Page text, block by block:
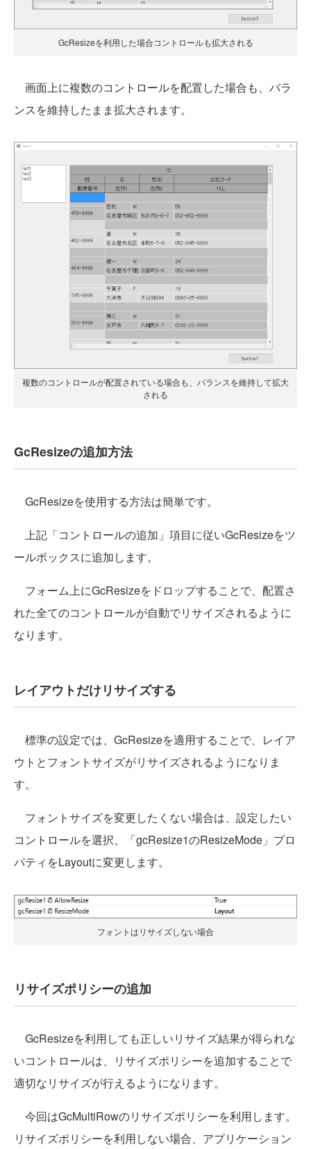
GcResizeを利用した場合コントロールも拡大される
画面上に複数のコントロールを配置した場合も、バラ
ンスを維持したまま拡大されます。
複数のコントロールが配置されている場合も、バランスを維持して拡大
される
GcResizeの追加方法
GcResizeを使用する方法は簡単です。
上記「コントロールの追加」項目に従いGcResizeをツ
ールボックスに追加します。
フォーム上にGcResizeをドロップすることで、配置さ
れた全てのコントロールが自動でリサイズされるように
なります。
レイアウトだけリサイズする
標準の設定では、GcResizeを適用することで、レイア
ウトとフォントサイズがリサイズされるようになりま
す。
フォントサイズを変更したくない場合は、設定したい
コントロールを選択、「gcResize1のResizeMode」プロ
パティをLayoutに変更します。
フォントはリサイズしない場合
リサイズポリシーの追加
GcResizeを利用しても正しいリサイズ結果が得られな
いコントロールは、リサイズポリシーを追加することで
適切なリサイズが行えるようになります。
今回はGcMultiRowのリサイズポリシーを利用します。
リサイズポリシーを利用しない場合、アプリケーション